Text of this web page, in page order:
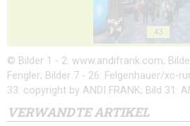
43
© Bilder 1 - 2: www.andifrank.com;
Fengler; Bilder 7 - 26: Felgenhauer/xc-
33: copyright by ANDI FRANK; Bild 31:
VERWANDTE ARTIKEL